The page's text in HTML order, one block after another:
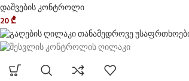
დაშვების კონტროლი
20₾